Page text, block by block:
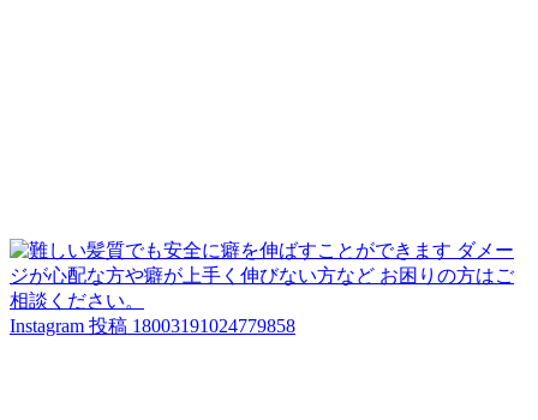
Instagram 投稿 18003191024779858